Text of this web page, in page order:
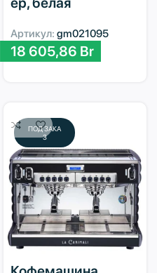
Артикул: gm021095
18 605,86 Br
ПОД ЗАКА
З